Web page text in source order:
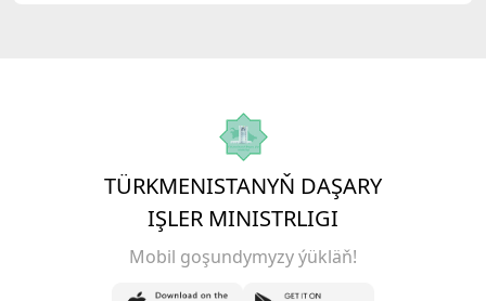
TÜRKMENISTANYŇ DAŞARY
IŞLER MINISTRLIGI
Mobil goşundymyzy ýükläň!